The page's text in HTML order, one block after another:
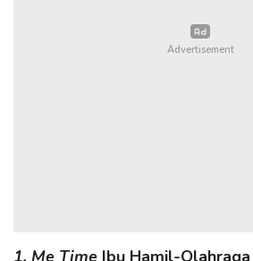
1. Me Time Ibu Hamil-Olahraga